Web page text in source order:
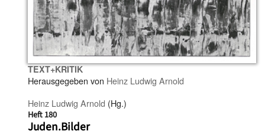
TEXT+KRITIK
Herausgegeben von Heinz Ludwig Arnold
Heinz Ludwig Arnold (Hg.)
Heft 180
Juden.Bilder